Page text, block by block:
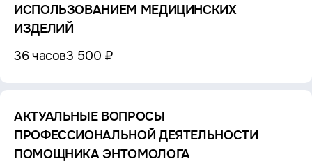
ИСПОЛЬЗОВАНИЕМ МЕДИЦИНСКИХ
ИЗДЕЛИЙ
36 часов3 500 ₽
АКТУАЛЬНЫЕ ВОПРОСЫ
ПРОФЕССИОНАЛЬНОЙ ДЕЯТЕЛЬНОСТИ
ПОМОЩНИКА ЭНТОМОЛОГА